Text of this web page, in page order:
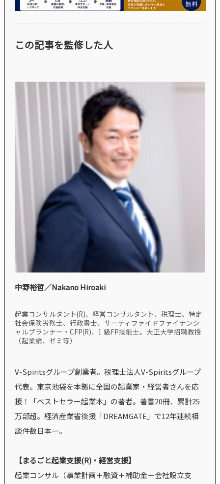
この記事を監修した人
中野裕哲／Nakano Hiroaki
起業コンサルタント(R)、経営コンサルタント、税理士、特定
社会保険労務士、行政書士、サーティファイドファイナンシ
ャルプランナー・CFP(R)、1 級FP技能士。大正大学招聘教授
（起業論、ゼミ等）
V-Spiritsグループ創業者。税理士法人V-Spiritsグループ
代表。東京池袋を本拠に全国の起業家・経営者さんを応
援！「ベストセラー起業本」の著者。著書20冊、累計25
万部超。経済産業省後援「DREAMGATE」で12年連続相
談件数日本一。
【まるごと起業支援(R)・経営支援】
起業コンサル（事業計画＋融資＋補助金＋会社設立支